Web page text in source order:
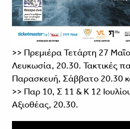
>> Πρεμιέρα Τετάρτη 27
Λευκωσία, 20.30. Τακτικές
Παρασκευή, Σάββατο 20.30
>> Παρ 10, Σ 11 & Κ 12
Αξιοθέας, 20.30.